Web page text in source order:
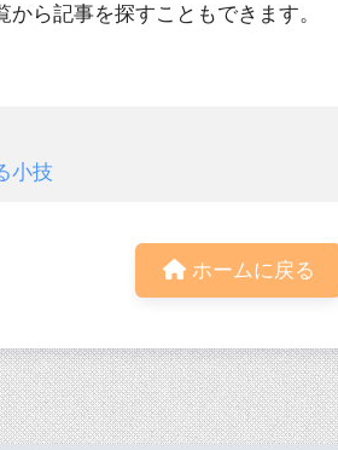
ら記事を探すこともできます。
小技
ホームに戻る